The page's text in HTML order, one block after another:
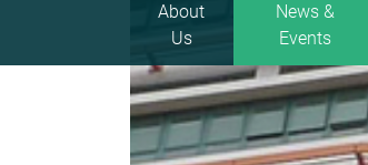
About
Us
News &
Events